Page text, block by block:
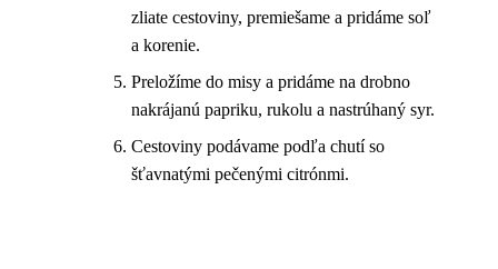
zliate cestoviny, premiešame a pridáme soľ
a korenie.
Preložíme do misy a pridáme na drobno
nakrájanú papriku, rukolu a nastrúhaný syr.
Cestoviny podávame podľa chutí so
šťavnatými pečenými citrónmi.